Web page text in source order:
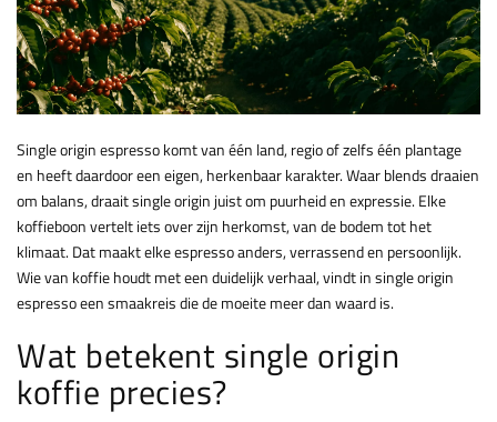
Single origin espresso komt van één land, regio of zelfs één plantage
en heeft daardoor een eigen, herkenbaar karakter. Waar blends draaien
om balans, draait single origin juist om puurheid en expressie. Elke
koffieboon vertelt iets over zijn herkomst, van de bodem tot het
klimaat. Dat maakt elke espresso anders, verrassend en persoonlijk.
Wie van koffie houdt met een duidelijk verhaal, vindt in single origin
espresso een smaakreis die de moeite meer dan waard is.
Wat betekent single origin
koffie precies?